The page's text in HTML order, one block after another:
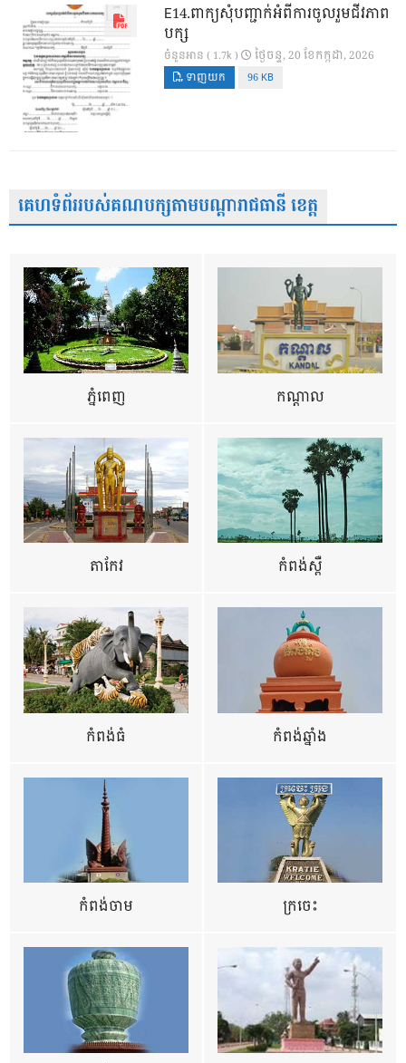
E14.ពាក្យសុំបញ្ជាក់អំពីការចូលរួមជីវភាព
បក្ស
ចំនួនអាន ( 1.7k ) ថ្ងៃ​ចន្ទ, 20 ខែ​កក្កដា, 2026
ទាញយក 96 KB
គេហទំព័ររបស់គណបក្សតាមបណ្តារាជធានី ខេត្ត
ភ្នំពេញ កណ្តាល
តាកែវ កំពង់ស្ពឺ
កំពង់ធំ កំពង់ឆ្នាំង
កំពង់ចាម ក្រចេះ